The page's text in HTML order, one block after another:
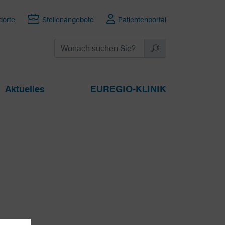
Stellenangebote Patientenportal
Aktuelles EUREGIO-KLINIK